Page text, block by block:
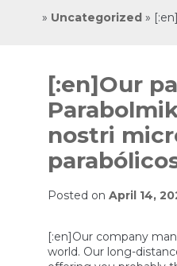
» Uncategorized»
[:en]Our
nostri
Posted on April 14,
[:en]Our company
world. Our long-